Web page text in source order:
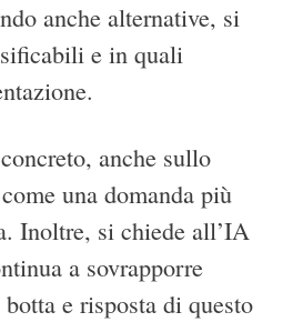
anche alternative, si
e in quali
anche sullo
una domanda più
Inoltre, si chiede all’IA
a sovrapporre
e risposta di questo